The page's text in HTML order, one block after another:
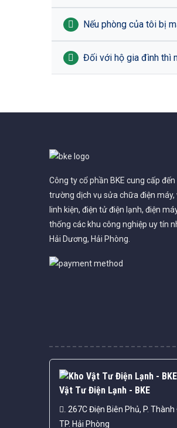
Đối với hộ gia đình thì
Công ty cổ phần BKE cung cấp
trường dịch vụ sửa chữa điện máy,
linh kiện, điện tử điện lạnh, điện
thống các khu công nghiệp uy tín
Hải Dương, Hải Phòng.
Vật Tư Điện Lạnh - BKE
267C Điện Biên Phủ, P. Thành
TP. Hải Phòng